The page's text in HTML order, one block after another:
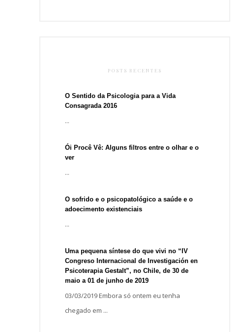
POSTS RECENTES
O Sentido da Psicologia para a Vida
Consagrada 2016
...
Ói Procê Vê: Alguns filtros entre o olhar e o
ver
...
O sofrido e o psicopatológico a saúde e o
adoecimento existenciais
...
Uma pequena síntese do que vivi no “IV
Congreso Internacional de Investigación en
Psicoterapia Gestalt”, no Chile, de 30 de
maio a 01 de junho de 2019
03/03/2019 Embora só ontem eu tenha
chegado em ...